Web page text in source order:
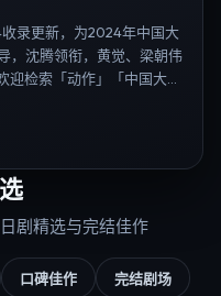
录更新，为2024年中国大
，沈腾领衔，黄觉、梁朝伟
迎检索「动作」「中国大
剧高清等长尾词。
剧精选与完结佳作
口碑佳作 完结剧场